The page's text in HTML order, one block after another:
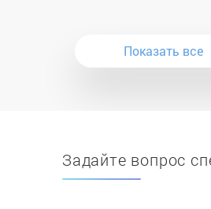
Обратившись к нам, вы
квалифицированных
Чтобы заказать курьера для
устройства в сервисный
Показать все
Задайте вопрос